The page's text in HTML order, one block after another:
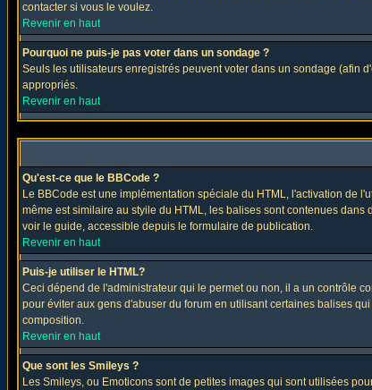
contacter si vous le voulez.
Revenir en haut
Pourquoi ne puis-je pas voter dans un sondage ?
Seuls les utilisateurs enregistrés peuvent voter dans un sondage (afin
appropriés.
Revenir en haut
Qu'est-ce que le BBCode ?
Le BBCode est une implémentation spéciale du HTML, l'activation de
même est similaire au styile du HTML, les balises sont contenues
voir le guide, accessible depuis le formulaire de publication.
Revenir en haut
Puis-je utiliser le HTML?
Ceci dépend de l'administrateur qui le permet ou non, il a un contrôle
pour éviter aux gens d'abuser du forum en utilisant certaines balises
composition.
Revenir en haut
Que sont les Smileys ?
Les Smileys, ou Emoticons sont de petites images qui sont utilisées